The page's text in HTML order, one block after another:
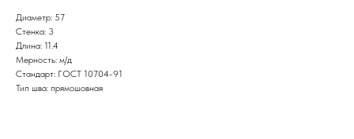
Диаметр: 57
Стенка: 3
Длина: 11.4
Мерность: м/д
Стандарт: ГОСТ 10704-91
Тип шва: прямошовная